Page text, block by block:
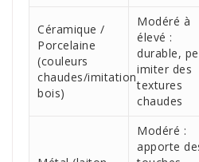
Céramique /
Porcelaine
(couleurs
chaudes/imitation
bois)
Modéré à
élevé :
durable,
imiter des
textures
chaudes
Modéré :
apporte